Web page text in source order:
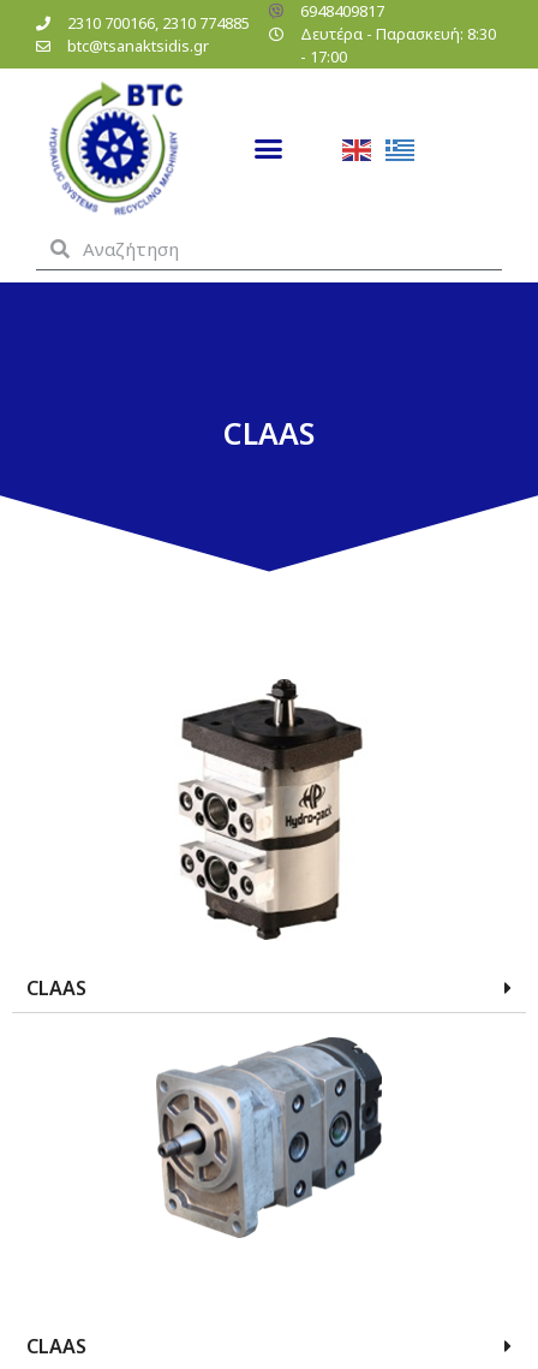
2310 700166, 2310 774885
btc@tsanaktsidis.gr
6948409817
Δευτέρα - Παρασκευή: 8:30
- 17:00
CLAAS
CLAAS
CLAAS